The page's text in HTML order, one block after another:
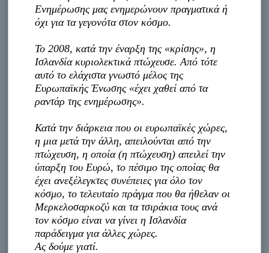
Ενημέρωσης μας ενημερώνουν πραγματικά ή
όχι για τα γεγονότα στον κόσμο.
Το 2008, κατά την έναρξη της «κρίσης», η
Ισλανδία κυριολεκτικά πτώχευσε. Από τότε
αυτό το ελάχιστα γνωστό μέλος της
Ευρωπαϊκής Ένωσης «έχει χαθεί από τα
ραντάρ της ενημέρωσης».
Κατά την διάρκεια που οι ευρωπαϊκές χώρες,
η μια μετά την άλλη, απειλούνται από την
πτώχευση, η οποία (η πτώχευση) απειλεί την
ύπαρξη του Ευρώ, το πέσιμο της οποίας θα
έχει ανεξέλεγκτες συνέπειες για όλο τον
κόσμο, το τελευταίο πράγμα που θα ήθελαν οι
Μερκελοσαρκοζύ και τα τσιράκια τους ανά
τον κόσμο είναι να γίνει η Ισλανδία
παράδειγμα για άλλες χώρες.
Ας δούμε γιατί.